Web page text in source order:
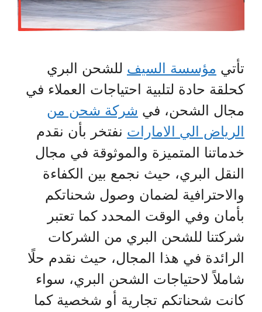
تأتي مؤسسة السيف للشحن البري
كحلقة حادة لتلبية احتياجات العملاء في
مجال الشحن، في شركة شحن من
الرياض الي الامارات نفتخر بأن نقدم
خدماتنا المتميزة والموثوقة في مجال
النقل البري، حيث نجمع بين الكفاءة
والاحترافية لضمان وصول شحناتكم
بأمان وفي الوقت المحدد كما تعتبر
شركتنا للشحن البري من الشركات
الرائدة في هذا المجال، حيث نقدم حلًا
شاملاً لاحتياجات الشحن البري، سواء
كانت شحناتكم تجارية أو شخصية كما